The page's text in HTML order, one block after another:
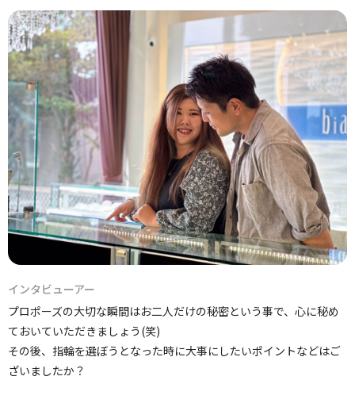
インタビューアー
プロポーズの大切な瞬間はお二人だけの秘密という事で、心に秘め
ておいていただきましょう(笑)
その後、指輪を選ぼうとなった時に大事にしたいポイントなどはご
ざいましたか？